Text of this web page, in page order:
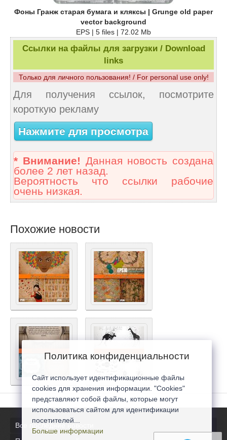
Фоны Гранж старая бумага и кляксы | Grunge old paper
vector background
EPS | 5 files | 72.02 Mb
Ссылки на файлы для загрузки / Download
links
Только для личного пользования! / For personal use only!
Для получения ссылок, посмотрите
короткую рекламу
Нажмите для просмотра
* Внимание! Данная новость создана
более 2 лет назад.
Вероятность что ссылки рабочие
очень низкая.
Похожие новости
Все последние новости
Политика конфиденциальности
Сайт использует идентификационные файлы
cookies для хранения информации. "Cookies"
представляют собой файлы, которые могут
использоваться сайтом для идентификации
посетителей...
Больше информации